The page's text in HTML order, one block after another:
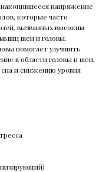
напряжение
которые часто
вызванных высоким
шеи и головы.
помогает улучшить
в области головы и шеи,
и снижению уровня